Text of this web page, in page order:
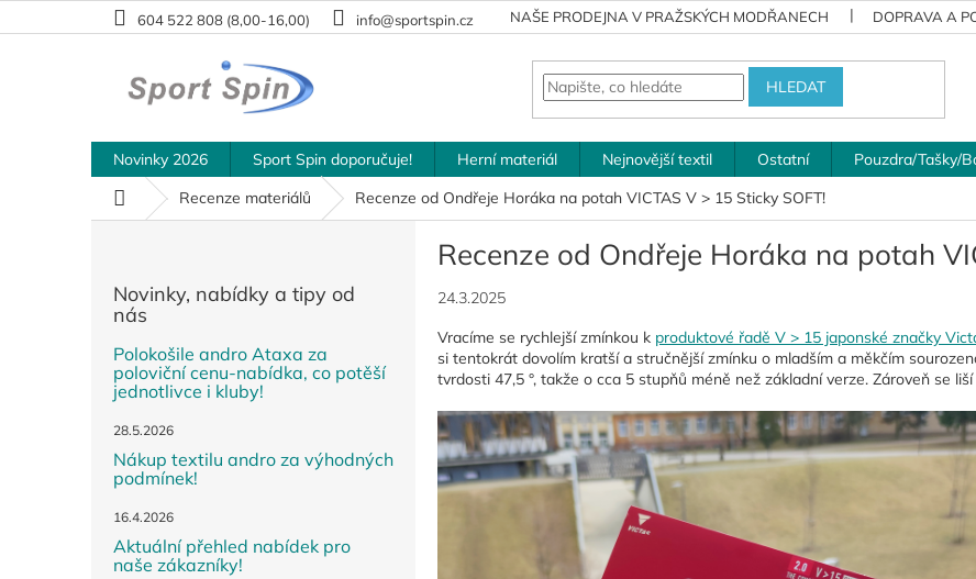
na
604 522 808 (8,00-16,00) info@sportspin.cz NAŠE PRODEJNA V PRAŽSKÝCH MODŘANECH DOPRAVA A
HLEDAT
Novinky 2026 Sport Spin doporučuje! Herní materiál Nejnovější textil Ostatní Pouzdra/Tašky/
Domů
Recenze materiálů Recenze od Ondřeje Horáka na potah VICTAS V > 15 Sticky SOFT!
Novinky, nabídky a tipy od
nás
Polokošile andro Ataxa za
poloviční cenu-nabídka, co potěší
jednotlivce i kluby!
28.5.2026
Nákup textilu andro za výhodných
podmínek!
16.4.2026
Aktuální přehled nabídek pro
naše zákazníky!
Recenze od Ondřeje Horáka na potah
24.3.2025
Vracíme se rychlejší zmínkou k produktové řadě V > 15 japonské značky
si tentokrát dovolím kratší a stručnější zmínku o mladším a měkčím
tvrdosti 47,5 °, takže o cca 5 stupňů méně než základní verze. Zároveň se